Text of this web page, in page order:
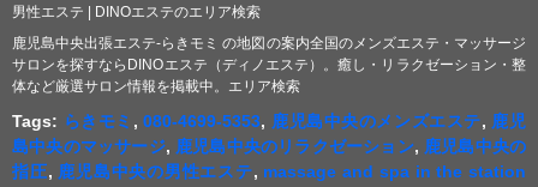
男性エステ | DINOエステのエリア検索
鹿児島中央出張エステ-らきモミ の地図の案内全国のメンズエステ・マッサージ
サロンを探すならDINOエステ（ディノエステ）。癒し・リラクゼーション・整
体など厳選サロン情報を掲載中。エリア検索
Tags: らきモミ ,080-4699-5353, 鹿児島中央のメンズエステ, 鹿児
島中央のマッサージ, 鹿児島中央のリラクゼーション, 鹿児島中央の
指圧, 鹿児島中央の男性エステ, massage and spa in the station